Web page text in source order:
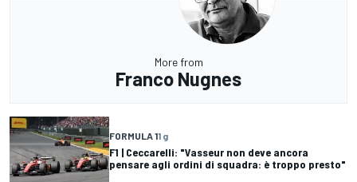
More from
Franco Nugnes
FORMULA 11 g
F1 | Ceccarelli: "Vasseur non deve ancora
pensare agli ordini di squadra: è troppo presto"